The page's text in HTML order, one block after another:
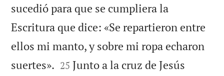
sucedió para que se cumpliera la
Escritura que dice: «Se repartieron entre
ellos mi manto, y sobre mi ropa echaron
suertes». 

25 Junto a la cruz de Jesús